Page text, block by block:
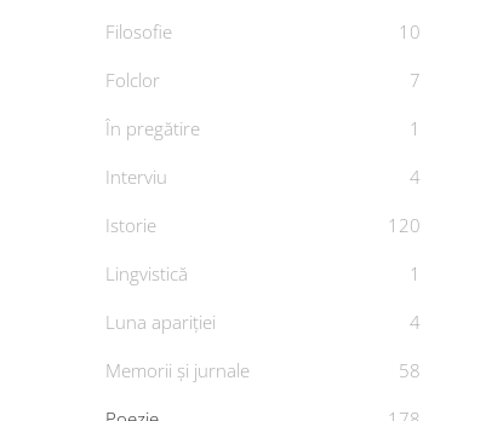
Filosofie
10
Folclor
7
În pregătire
1
Interviu
4
Istorie
120
Lingvistică
1
Luna apariției
4
Memorii și jurnale
58